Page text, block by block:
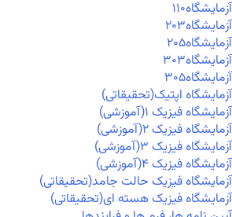
آزمايشگاه۱۱۰
آزمايشگاه۲۰۳
آزمايشگاه۲۰۵
آزمايشگاه۳۰۳
آزمايشگاه۳۰۵
آزمایشگاه اپتیک(تحقیقاتی)
آزمایشگاه فیزیک ۱(آموزشی)
آزمایشگاه فیزیک ۲(آموزشی)
آزمایشگاه فیزیک ۳(آموزشی)
آزمایشگاه فیزیک ۴(آموزشی)
آزمایشگاه فیزیک حالت جامد(تحقیقاتی)
آزمایشگاه فیزیک هسته ای(تحقیقاتی)